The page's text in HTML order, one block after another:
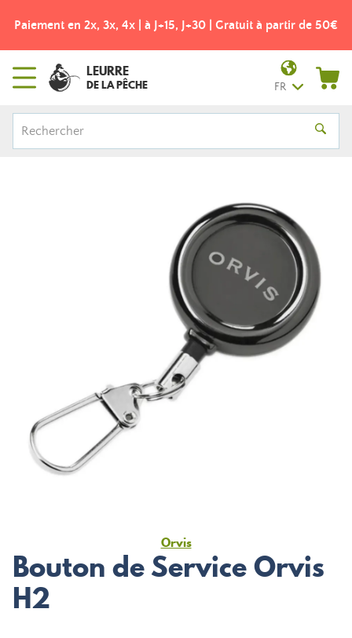
Paiement en 2x, 3x, 4x | à J+15, J+30 | Gratuit à partir de 50€
LEURRE
DE LA PÊCHE FR
Orvis
Bouton de Service Orvis
H2